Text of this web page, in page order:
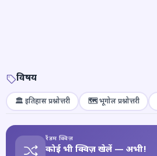
विषय
🏛️ इतिहास प्रश्नोत्तरी 🗺️ भूगोल प्रश्नोत्तरी
रैंडम क्विज़
कोई भी क्विज़ खेलें — अभी!